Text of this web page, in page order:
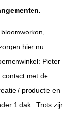
hier nu
Pieter
contact met de
/ productie en
1 dak. Trots zijn